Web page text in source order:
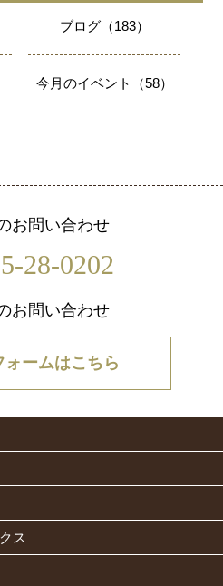
ブログ（183）
今月のイベント（58）
お問い合わせ
28-0202
お問い合わせ
ォームはこちら
ス